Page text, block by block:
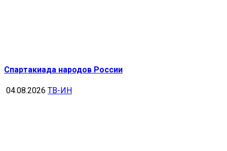
Спартакиада народов России
04.08.2026 ТВ-ИН